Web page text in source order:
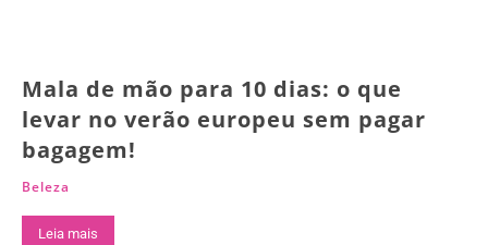
Mala de mão para 10 dias: o que
levar no verão europeu sem pagar
bagagem!
Beleza
Leia mais